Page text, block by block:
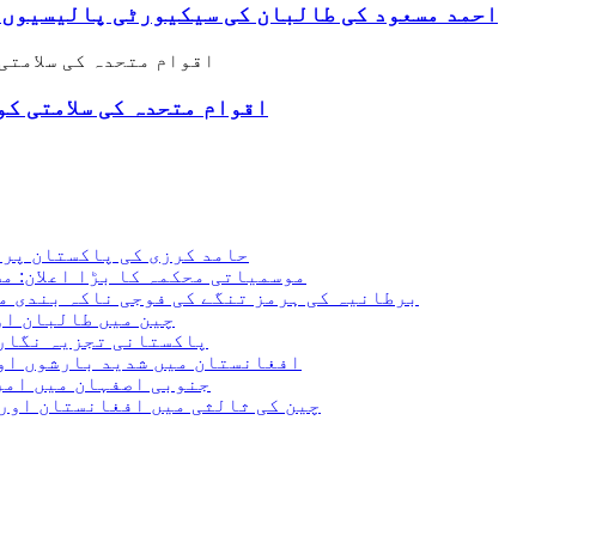
احمد مسعود کی طالبان کی سیکیورٹی
اقوام متحدہ کی سلامتی
حامد کرزی کی پاکستان
موسمیاتی محکمہ کا بڑا اعلان:
برطانیہ کی ہرمز تنگے کی فوجی ناکہ
چین میں طالبان
پاکستانی تجزیہ
افغانستان میں شدید بارشوں اور سیلاب کی
جنوبی اصفہان میں
چین کی ثالثی میں افغانستان